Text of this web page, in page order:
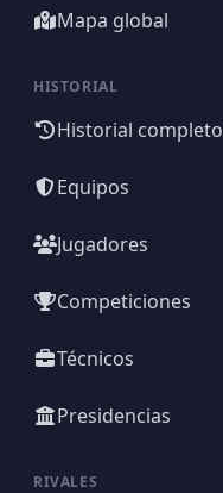
Mapa global
HISTORIAL
Historial completo
Equipos
Jugadores
Competiciones
Técnicos
Presidencias
RIVALES